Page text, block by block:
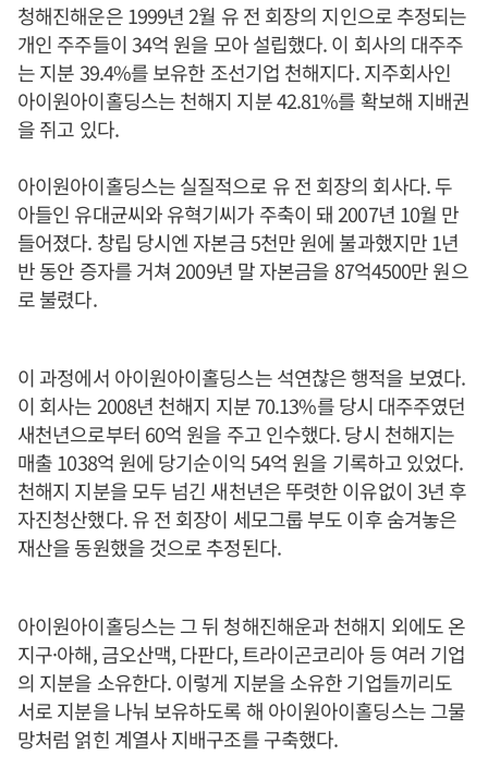
청해진해운은 1999년 2월 유 전 회장의 지인으로 추정되는
개인 주주들이 34억 원을 모아 설립했다. 이 회사의 대주주
는 지분 39.4%를 보유한 조선기업 천해지다. 지주회사인
아이원아이홀딩스는 천해지 지분 42.81%를 확보해 지배권
을 쥐고 있다.
아이원아이홀딩스는 실질적으로 유 전 회장의 회사다. 두
아들인 유대균씨와 유혁기씨가 주축이 돼 2007년 10월 만
들어졌다. 창립 당시엔 자본금 5천만 원에 불과했지만 1년
반 동안 증자를 거쳐 2009년 말 자본금을 87억4500만 원으
로 불렸다.
이 과정에서 아이원아이홀딩스는 석연찮은 행적을 보였다.
이 회사는 2008년 천해지 지분 70.13%를 당시 대주주였던
새천년으로부터 60억 원을 주고 인수했다. 당시 천해지는
매출 1038억 원에 당기순이익 54억 원을 기록하고 있었다.
천해지 지분을 모두 넘긴 새천년은 뚜렷한 이유없이 3년 후
자진청산했다. 유 전 회장이 세모그룹 부도 이후 숨겨놓은
재산을 동원했을 것으로 추정된다.
아이원아이홀딩스는 그 뒤 청해진해운과 천해지 외에도 온
지구·아해, 금오산맥, 다판다, 트라이곤코리아 등 여러 기업
의 지분을 소유한다. 이렇게 지분을 소유한 기업들끼리도
서로 지분을 나눠 보유하도록 해 아이원아이홀딩스는 그물
망처럼 얽힌 계열사 지배구조를 구축했다.